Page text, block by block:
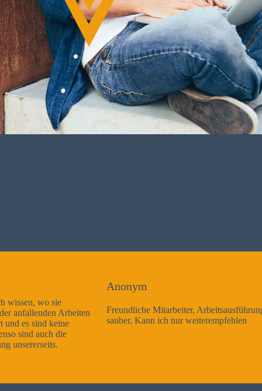
Freundliche Mitarbeiter, Arbeitsausführung sehr gut und sehr
sauber, Kann ich nur weiterempfehlen